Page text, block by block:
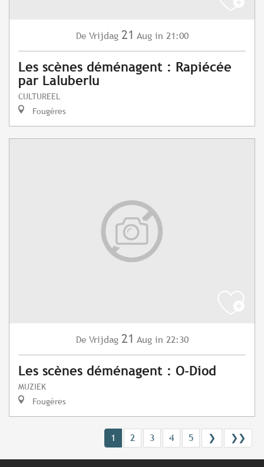
De Vrijdag 21 Aug in 21:00
Les scènes déménagent : Rapiécée
par Laluberlu
CULTUREEL
Fougères
De Vrijdag 21 Aug in 22:30
Les scènes déménagent : O-Diod
MUZIEK
Fougères
1 2 3 4 5 ❯ ❯❯